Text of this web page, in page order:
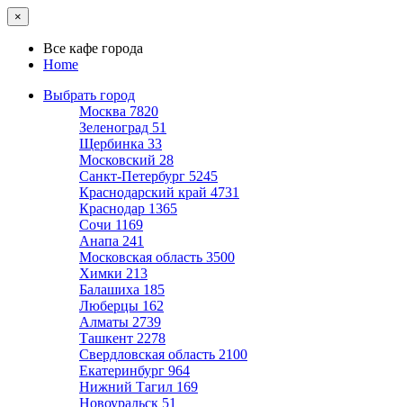
×
Все кафе города
Home
Выбрать город
Москва 7820
Зеленоград 51
Щербинка 33
Московский 28
Санкт-Петербург 5245
Краснодарский край 4731
Краснодар 1365
Сочи 1169
Анапа 241
Московская область 3500
Химки 213
Балашиха 185
Люберцы 162
Алматы 2739
Ташкент 2278
Свердловская область 2100
Екатеринбург 964
Нижний Тагил 169
Новоуральск 51